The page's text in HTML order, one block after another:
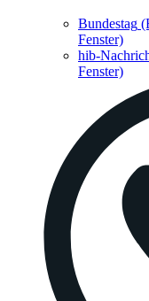
Bundestag
Fenster)
hib-
Fenster)